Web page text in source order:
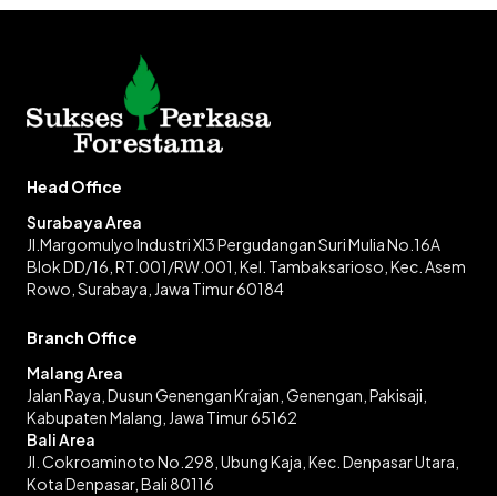
Head Office
Surabaya Area
Jl.Margomulyo Industri XI3 Pergudangan Suri Mulia No.16A
Blok DD/16, RT.001/RW.001, Kel. Tambaksarioso, Kec. Asem
Rowo, Surabaya, Jawa Timur 60184
Branch Office
Malang Area
Jalan Raya, Dusun Genengan Krajan, Genengan, Pakisaji,
Kabupaten Malang, Jawa Timur 65162
Bali Area
Jl. Cokroaminoto No.298, Ubung Kaja, Kec. Denpasar Utara,
Kota Denpasar, Bali 80116